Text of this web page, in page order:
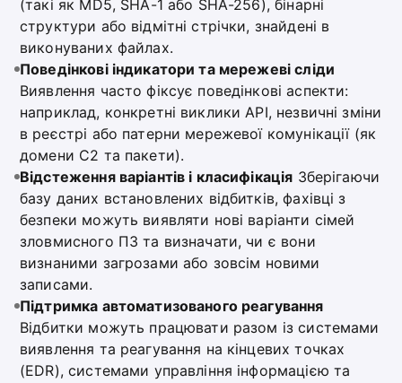
(такі як MD5, SHA-1 або SHA-256), бінарні
структури або відмітні стрічки, знайдені в
виконуваних файлах.
Поведінкові індикатори та мережеві сліди
Виявлення часто фіксує поведінкові аспекти:
наприклад, конкретні виклики API, незвичні зміни
в реєстрі або патерни мережевої комунікації (як
домени C2 та пакети).
Відстеження варіантів і класифікація Зберігаючи
базу даних встановлених відбитків, фахівці з
безпеки можуть виявляти нові варіанти сімей
зловмисного ПЗ та визначати, чи є вони
визнаними загрозами або зовсім новими
записами.
Підтримка автоматизованого реагування
Відбитки можуть працювати разом із системами
виявлення та реагування на кінцевих точках
(EDR), системами управління інформацією та